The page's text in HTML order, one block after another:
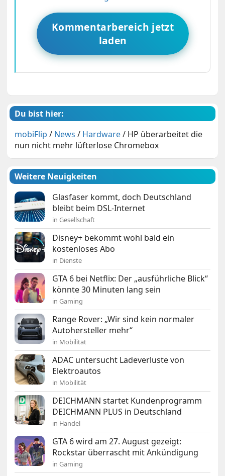
Kommentarbereich jetzt
laden
Du bist hier:
mobiFlip / News / Hardware/ HP überarbeitet die
nun nicht mehr lüfterlose Chromebox
Weitere Neuigkeiten
Glasfaser kommt, doch Deutschland
bleibt beim DSL-Internet
in Gesellschaft
Disney+ bekommt wohl bald ein
kostenloses Abo
in Dienste
GTA 6 bei Netflix: Der „ausführliche Blick“
könnte 30 Minuten lang sein
in Gaming
Range Rover: „Wir sind kein normaler
Autohersteller mehr“
in Mobilität
ADAC untersucht Ladeverluste von
Elektroautos
in Mobilität
DEICHMANN startet Kundenprogramm
DEICHMANN PLUS in Deutschland
in Handel
GTA 6 wird am 27. August gezeigt:
Rockstar überrascht mit Ankündigung
in Gaming